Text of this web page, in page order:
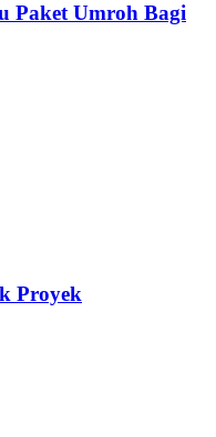
Paket Umroh Bagi
Proyek